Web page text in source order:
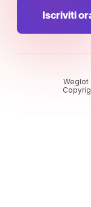
Iscriviti
Weglot